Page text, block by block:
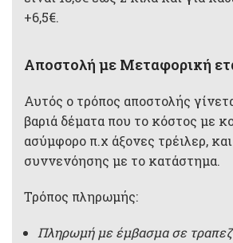
+6,5€.
Αποστολή με Μεταφορική
Αυτός ο τρόπος αποστολής
βαριά δέματα που το κόστος με
ασύμφορο π.χ άξονες τρέιλερ,
συννενόησης με το κατάστημα.
Τρόπος πληρωμής:
Πληρωμή με έμβασμα σε